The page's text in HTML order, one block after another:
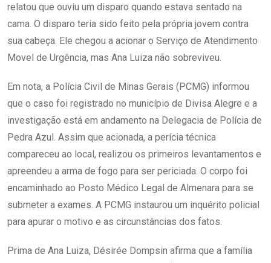
relatou que ouviu um disparo quando estava sentado na
cama. O disparo teria sido feito pela própria jovem contra
sua cabeça. Ele chegou a acionar o Serviço de Atendimento
Movel de Urgência, mas Ana Luiza não sobreviveu.
Em nota, a Polícia Civil de Minas Gerais (PCMG) informou
que o caso foi registrado no município de Divisa Alegre e a
investigação está em andamento na Delegacia de Polícia de
Pedra Azul. Assim que acionada, a perícia técnica
compareceu ao local, realizou os primeiros levantamentos e
apreendeu a arma de fogo para ser periciada. O corpo foi
encaminhado ao Posto Médico Legal de Almenara para se
submeter a exames. A PCMG instaurou um inquérito policial
para apurar o motivo e as circunstâncias dos fatos.
Prima de Ana Luiza, Désirée Dompsin afirma que a família